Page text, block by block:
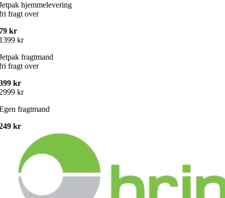
hjemmelevering
fragt over
kr
kr
fragtmand
fragt over
kr
kr
fragtmand
kr